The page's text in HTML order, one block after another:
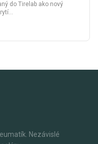
do Tirelab ako nový
Nezávislé